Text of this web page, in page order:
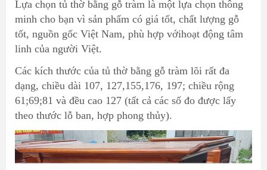
Lựa chọn tủ thờ bằng gỗ tràm là một lựa chọn thông
minh cho bạn vì sản phẩm có giá tốt, chất lượng gỗ
tốt, nguồn gốc Việt Nam, phù hợp vớihoạt động tâm
linh của người Việt.
Các kích thước của tủ thờ bằng gỗ tràm lõi rất đa
dạng, chiều dài 107, 127,155,176, 197; chiều rộng
61;69;81 và đều cao 127 (tất cả các số đo được lấy
theo thước lỗ ban, hợp phong thủy).